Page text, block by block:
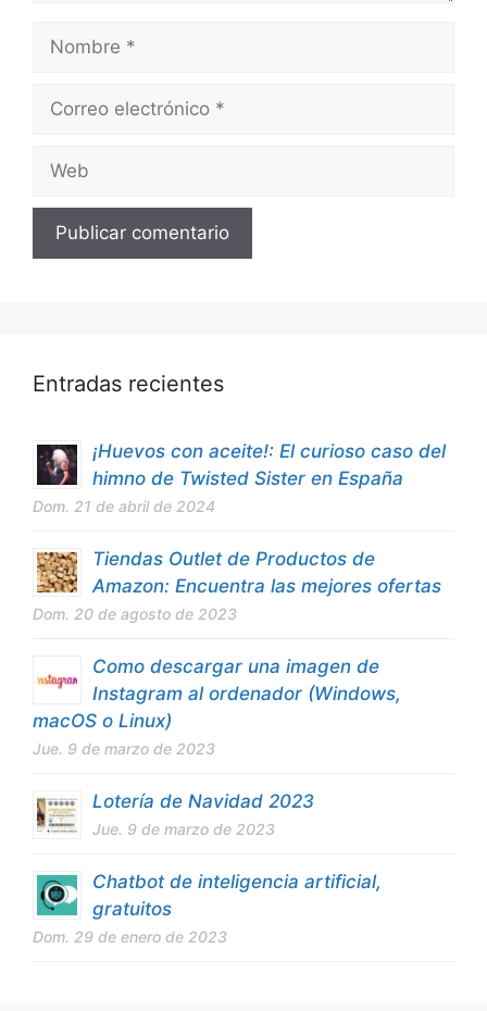
electrónico
Entradas recientes
¡Huevos con aceite!: El curioso caso del
himno de Twisted Sister en España
Dom. 21 de abril de 2024
Tiendas Outlet de Productos de
Amazon: Encuentra las mejores ofertas
Dom. 20 de agosto de 2023
Como descargar una imagen de
Instagram al ordenador (Windows,
macOS o Linux)
Jue. 9 de marzo de 2023
Lotería de Navidad 2023
Jue. 9 de marzo de 2023
Chatbot de inteligencia artificial,
gratuitos
Dom. 29 de enero de 2023